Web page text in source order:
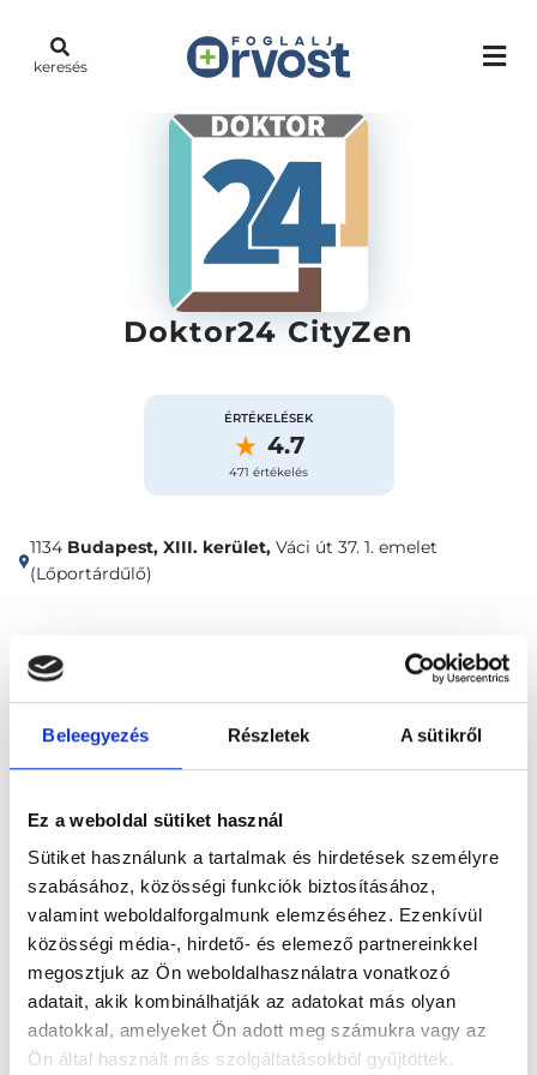
Beleegyezés Részletek A sütikről
Ez a weboldal sütiket használ
Sütiket használunk a tartalmak és hirdetések személyre
szabásához, közösségi funkciók biztosításához,
valamint weboldalforgalmunk elemzéséhez. Ezenkívül
közösségi média-, hirdető- és elemező partnereinkkel
megosztjuk az Ön weboldalhasználatra vonatkozó
adatait, akik kombinálhatják az adatokat más olyan
adatokkal, amelyeket Ön adott meg számukra vagy az
Ön által használt más szolgáltatásokból gyűjtöttek.
keresés
Doktor24 CityZen
ÉRTÉKELÉSEK
4.7
471 értékelés
1134 Budapest, XIII. kerület, Váci út 37. 1. emelet
(Lőportárdűlő)
Vélemények
Foglalj időpontot
Összes szakterület
Főoldal Klinikák
Allergológus, Budapest, XIII. kerület